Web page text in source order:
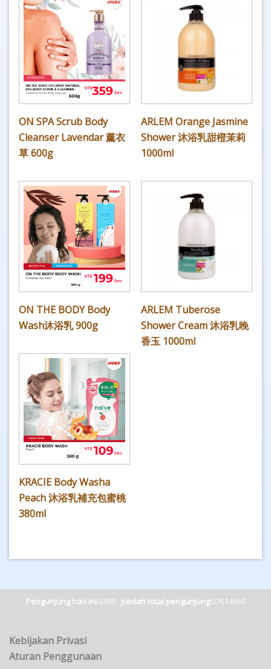
ON SPA Scrub Body
Cleanser Lavendar 薰衣
草 600g
ARLEM Orange Jasmine
Shower 沐浴乳甜橙茉莉
1000ml
ON THE BODY Body
Wash沐浴乳 900g
ARLEM Tuberose
Shower Cream 沐浴乳晚
香玉 1000ml
KRACIE Body Washa
Peach 沐浴乳補充包蜜桃
380ml
Pengunjung hari ini:6389 Jumlah total pengunjung:27614650
Kebijakan Privasi
Aturan Penggunaan